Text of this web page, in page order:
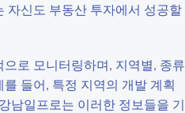
자신도 부동산 투자에서 성공할
로 모니터링하며, 지역별, 종류
들어, 특정 지역의 개발 계획
남일프로는 이러한 정보들을 기